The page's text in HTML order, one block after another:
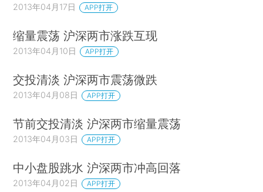
2013年04月17日 APP打开
缩量震荡 沪深两市涨跌互现
2013年04月10日 APP打开
交投清淡 沪深两市震荡微跌
2013年04月08日 APP打开
节前交投清淡 沪深两市缩量震荡
2013年04月03日 APP打开
中小盘股跳水 沪深两市冲高回落
2013年04月02日 APP打开